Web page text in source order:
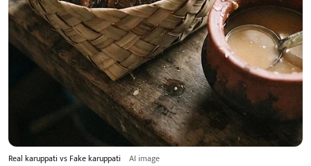
Real karuppati vs Fake karuppati AI image